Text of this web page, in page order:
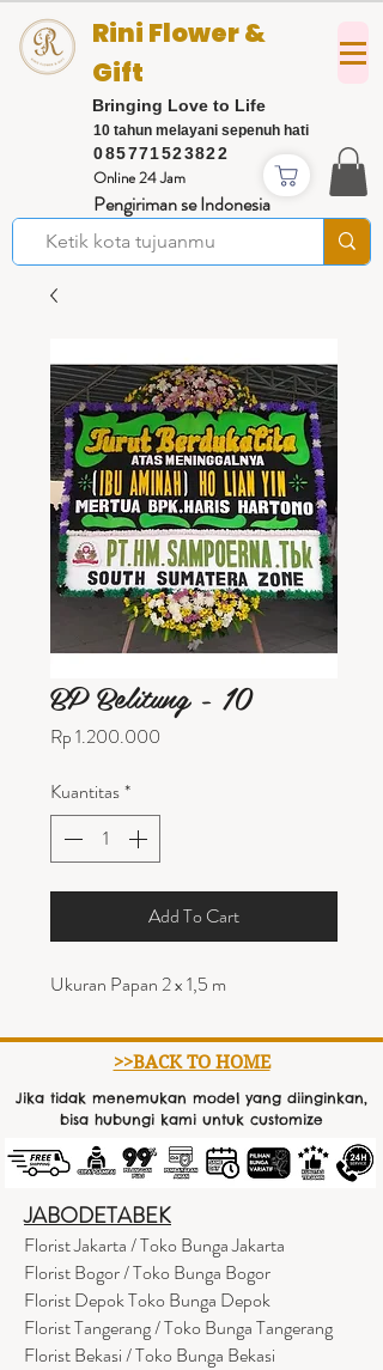
085771523822
Rini Flower &
Gift
Bringing Love to Life
Online 24 Jam
Pengiriman se Indonesia
10 tahun melayani sepenuh hati
BP Belitung - 10
Rp 1.200.000
Kuantitas*
Add To Cart
Ukuran Papan 2 x 1,5 m
>>BACK TO HOME
Jika tidak menemukan model yang diinginkan,
bisa hubungi kami untuk customize
JABODETABEK
Florist Jakarta / Toko Bunga Jakarta
Florist Bogor / Toko Bunga Bogor
Florist Depok Toko Bunga Depok
Florist Tangerang / Toko Bunga Tangerang
Florist Bekasi / Toko Bunga Bekasi